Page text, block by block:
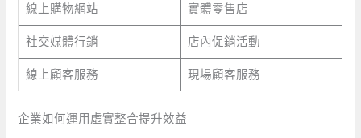
線上購物網站 實體零售店
社交媒體行銷 店內促銷活動
線上顧客服務 現場顧客服務
企業如何運用虛實整合提升效益